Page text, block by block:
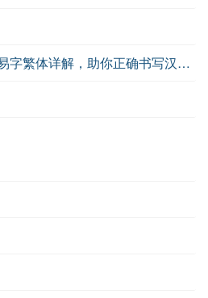
易的繁体字怎么写？这份易字繁体详解，助你正确书写汉字_汉字繁体学习